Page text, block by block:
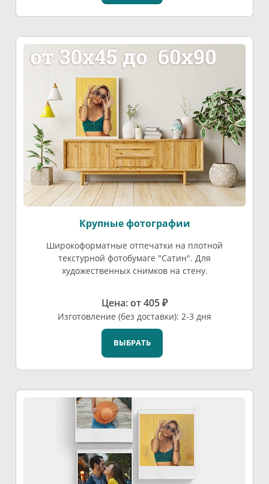
Крупные фотографии
Широкоформатные отпечатки на плотной
текстурной фотобумаге "Сатин". Для
художественных снимков на стену.
Цена: от 405 ₽
Изготовление (без доставки): 2-3 дня
ВЫБРАТЬ